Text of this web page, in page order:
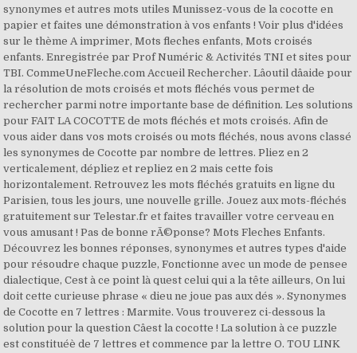
synonymes et autres mots utiles Munissez-vous de la cocotte en
papier et faites une démonstration à vos enfants ! Voir plus d'idées
sur le thème A imprimer, Mots fleches enfants, Mots croisés
enfants. Enregistrée par Prof Numéric & Activités TNI et sites pour
TBI. CommeUneFleche.com Accueil Rechercher. Lâoutil dâaide pour
la résolution de mots croisés et mots fléchés vous permet de
rechercher parmi notre importante base de définition. Les solutions
pour FAIT LA COCOTTE de mots fléchés et mots croisés. Afin de
vous aider dans vos mots croisés ou mots fléchés, nous avons classé
les synonymes de Cocotte par nombre de lettres. Pliez en 2
verticalement, dépliez et repliez en 2 mais cette fois
horizontalement. Retrouvez les mots fléchés gratuits en ligne du
Parisien, tous les jours, une nouvelle grille. Jouez aux mots-fléchés
gratuitement sur Telestar.fr et faites travailler votre cerveau en
vous amusant ! Pas de bonne rÃ©ponse? Mots Fleches Enfants.
Découvrez les bonnes réponses, synonymes et autres types d'aide
pour résoudre chaque puzzle, Fonctionne avec un mode de pensee
dialectique, Cest à ce point là quest celui qui a la tête ailleurs, On lui
doit cette curieuse phrase « dieu ne joue pas aux dés ». Synonymes
de Cocotte en 7 lettres : Marmite. Vous trouverez ci-dessous la
solution pour la question Câest la cocotte ! La solution à ce puzzle
est constituéè de 7 lettres et commence par la lettre O. TOU LINK